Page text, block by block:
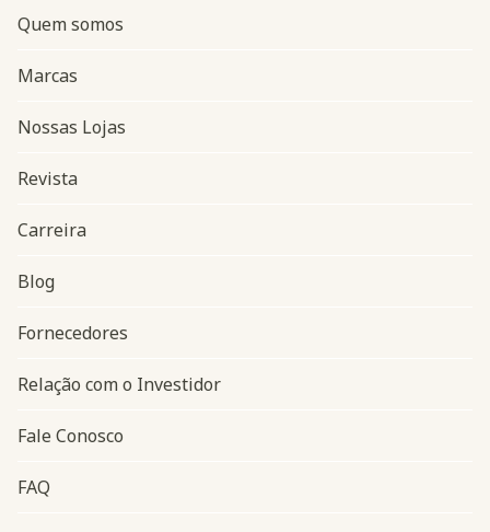
Navegação do rodapé
Quem somos
Marcas
Nossas Lojas
Revista
Carreira
Blog
Fornecedores
Relação com o Investidor
Fale Conosco
FAQ